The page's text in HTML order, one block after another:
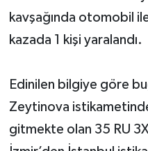
kavşağında otomobil
kazada 1 kişi yaralandı.
Edinilen bilgiye göre
Zeytinova
gitmekte olan 35 RU
Akhisar Emlak
Etiketler